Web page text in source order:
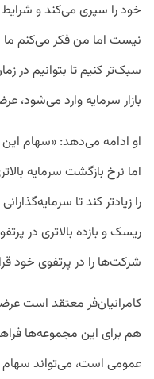
خود را سپری می‌کند و
نیست اما من فکر می‌کنم ما
سبک‌تر کنیم تا بتوانیم در
بازار سرمایه وارد می‌شود،
او ادامه می‌دهد: «سهام
اما نرخ بازگشت سرمایه
را زیادتر کند تا
ریسک و بازده بالاتری در
شرکت‌ها را در پرتفوی خود
کامرانیان‌فر معتقد است
هم برای این مجموعه‌ها
عمومی است، می‌تواند سهام